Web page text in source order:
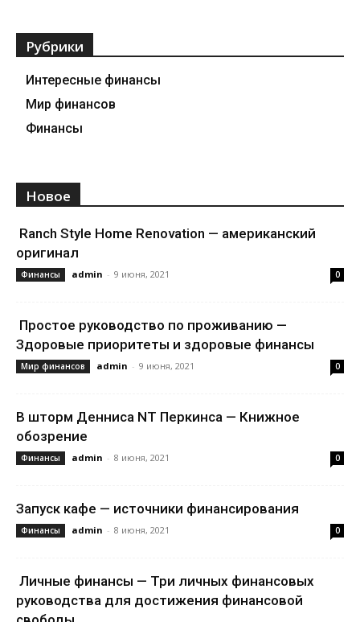
Рубрики
Интересные финансы
Мир финансов
Финансы
Новое
Ranch Style Home Renovation — американский
оригинал
Финансы admin - 9 июня, 2021 0
Простое руководство по проживанию —
Здоровые приоритеты и здоровые финансы
Мир финансов admin - 9 июня, 2021 0
В шторм Денниса NT Перкинса — Книжное
обозрение
Финансы admin - 8 июня, 2021 0
Запуск кафе — источники финансирования
Финансы admin - 8 июня, 2021 0
Личные финансы — Три личных финансовых
руководства для достижения финансовой